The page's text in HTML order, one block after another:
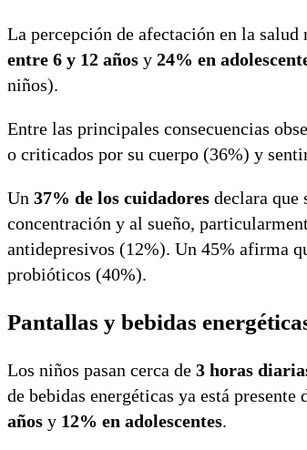
La percepción de afectación en la salud
entre 6 y 12 años y 24% en
niños).
Entre las principales consecuencias
o criticados por su cuerpo (36%) y
Un 37% de los cuidadores declara que
concentración y al sueño,
antidepresivos (12%). Un 45% afirma
probióticos (40%).
Pantallas y bebidas
Los niños pasan cerca de 3 horas
de bebidas energéticas ya está
años y 12% en adolescentes.